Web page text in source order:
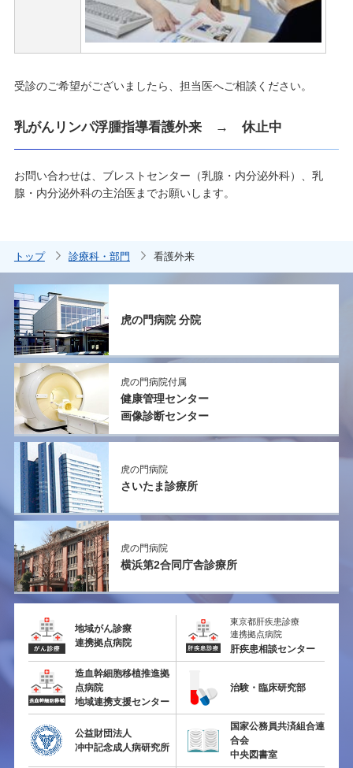
受診のご希望がございましたら、担当医へご相談ください。
乳がんリンパ浮腫指導看護外来 → 休止中
お問い合わせは、ブレストセンター（乳腺・内分泌外科）、乳
腺・内分泌外科の主治医までお願いします。
トップ 診療科・部門 看護外来
虎の門病院 分院
虎の門病院付属
健康管理センター
画像診断センター
虎の門病院
さいたま診療所
虎の門病院
横浜第2合同庁舎診療所
地域がん診療
連携拠点病院
東京都肝疾患診療
連携拠点病院
肝疾患相談センター
造血幹細胞移植推進拠
点病院
地域連携支援センター
治験・臨床研究部
公益財団法人
冲中記念成人病研究所
国家公務員共済組合連
合会
中央図書室